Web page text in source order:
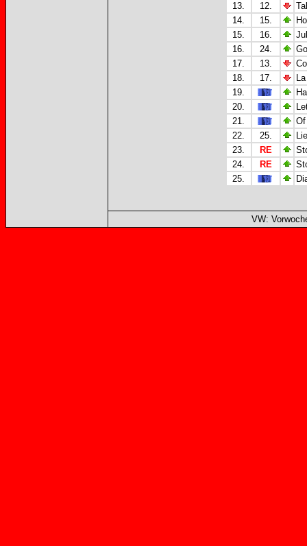
13.
12.
14.
15.
15.
16.
16.
24.
17.
13.
18.
17.
19.
20.
21.
22.
25.
23.
RE
24.
RE
25.
VW: